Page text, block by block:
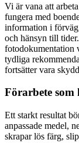
Vi är vana att
fungera med
information i
och hänsyn till
fotodokumentation
tydliga
fortsätter vara
Förarbete
Ett starkt resultat
anpassade medel,
skrapar lös färg,